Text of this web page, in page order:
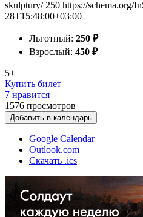
skulptury/ 250 https://schema.org/
28T15:48:00+03:00
Льготный: 250 ₽
Взрослый: 450 ₽
5+
Купить билет
7 нравится
1576 просмотров
Добавить в календарь
Google Calendar
Outlook.com
Скачать .ics